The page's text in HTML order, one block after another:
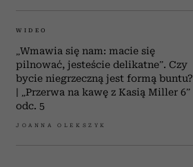
WIDEO
„Wmawia się nam: macie się
pilnować, jesteście delikatne”. Czy
bycie niegrzeczną jest formą buntu?
| „Przerwa na kawę z Kasią Miller 6”
odc. 5
JOANNA OLEKSZYK